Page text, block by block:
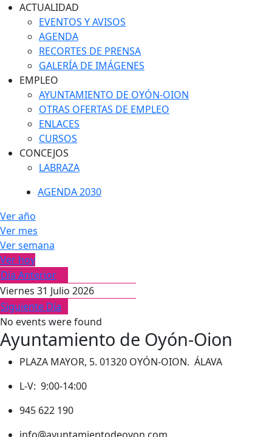
ACTUALIDAD
EVENTOS Y AVISOS
AGENDA
RECORTES DE PRENSA
GALERÍA DE IMÁGENES
EMPLEO
AYUNTAMIENTO DE OYÓN-OION
OTRAS OFERTAS DE EMPLEO
ENLACES
CURSOS
CONCEJOS
LABRAZA
AGENDA 2030
Ver año
Ver mes
Ver semana
Ver hoy
Día Anterior
Viernes 31 Julio 2026
Siguiente Día
No events were found
Ayuntamiento de Oyón-Oion
PLAZA MAYOR, 5. 01320 OYÓN-OION. ÁLAVA
L-V: 9:00-14:00
945 622 190